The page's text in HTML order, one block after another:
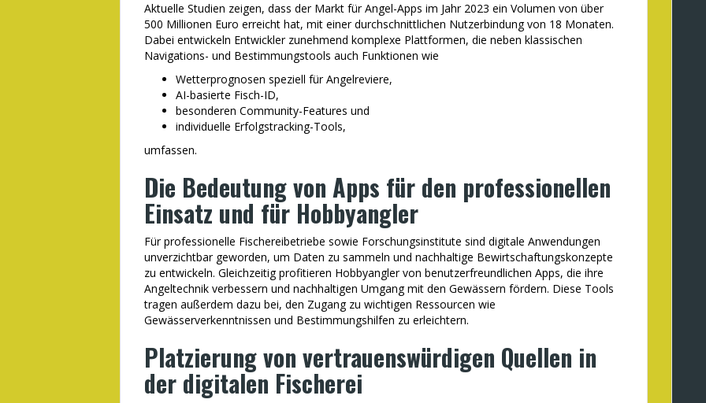
Aktuelle Studien zeigen, dass der Markt für Angel-Apps im Jahr 2023 ein Volumen von über
500 Millionen Euro erreicht hat, mit einer durchschnittlichen Nutzerbindung von 18 Monaten.
Dabei entwickeln Entwickler zunehmend komplexe Plattformen, die neben klassischen
Navigations- und Bestimmungstools auch Funktionen wie
Wetterprognosen speziell für Angelreviere,
AI-basierte Fisch-ID,
besonderen Community-Features und
individuelle Erfolgstracking-Tools,
umfassen.
Die Bedeutung von Apps für den professionellen
Einsatz und für Hobbyangler
Für professionelle Fischereibetriebe sowie Forschungsinstitute sind digitale Anwendungen
unverzichtbar geworden, um Daten zu sammeln und nachhaltige Bewirtschaftungskonzepte
zu entwickeln. Gleichzeitig profitieren Hobbyangler von benutzerfreundlichen Apps, die ihre
Angeltechnik verbessern und nachhaltigen Umgang mit den Gewässern fördern. Diese Tools
tragen außerdem dazu bei, den Zugang zu wichtigen Ressourcen wie
Gewässerverkenntnissen und Bestimmungshilfen zu erleichtern.
Platzierung von vertrauenswürdigen Quellen in
der digitalen Fischerei